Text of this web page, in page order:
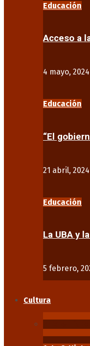
Educación
Acceso a
4 mayo, 2024
Educación
“El
21 abril, 2024
Educación
La UBA y
5 febrero,
Cultura